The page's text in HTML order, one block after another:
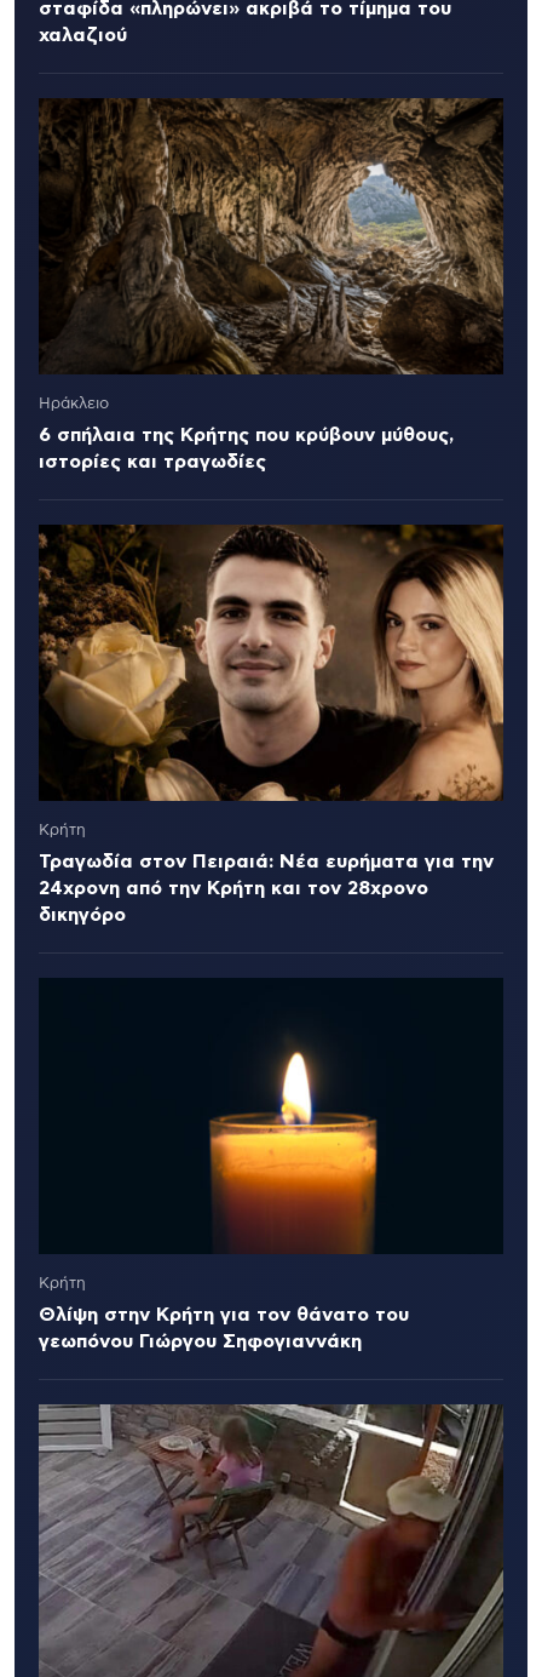
σταφίδα «πληρώνει» ακριβά το τίμημα του
χαλαζιού
Ηράκλειο
6 σπήλαια της Κρήτης που κρύβουν μύθους,
ιστορίες και τραγωδίες
Κρήτη
Τραγωδία στον Πειραιά: Νέα ευρήματα για την
24χρονη από την Κρήτη και τον 28χρονο
δικηγόρο
Κρήτη
Θλίψη στην Κρήτη για τον θάνατο του
γεωπόνου Γιώργου Σηφογιαννάκη